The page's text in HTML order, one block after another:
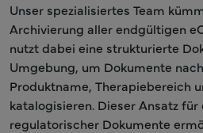
Unser spezialisiertes Team
Archivierung aller endgültigen
nutzt dabei eine strukturierte
Umgebung, um Dokumente
Produktname, Therapiebereich
katalogisieren. Dieser Ansatz
regulatorischer Dokumente